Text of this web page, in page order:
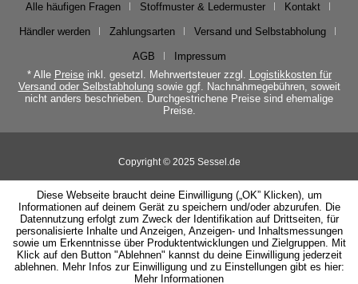
Alle häufigen Fragen Stoffmuster & Ledermuster Kontakt
Händler werden Zahlungsarten Versand und Selbstabholung
AGB
Impressum
* Alle Preiseinkl. gesetzl. Mehrwertsteuer zzgl. Logistikkosten für
Versand oder Selbstabholungsowie ggf. Nachnahmegebühren, soweit
nicht anders beschrieben. Durchgestrichene Preise sind ehemalige
Preise.
Copyright © 2025 Sessel.de
Diese Webseite braucht deine Einwilligung („OK” Klicken), um
Informationen auf deinem Gerät zu speichern und/oder abzurufen. Die
Datennutzung erfolgt zum Zweck der Identifikation auf Drittseiten, für
personalisierte Inhalte und Anzeigen, Anzeigen- und Inhaltsmessungen
sowie um Erkenntnisse über Produktentwicklungen und Zielgruppen. Mit
Klick auf den Button "Ablehnen" kannst du deine Einwilligung jederzeit
ablehnen. Mehr Infos zur Einwilligung und zu Einstellungen gibt es hier:
Mehr Informationen